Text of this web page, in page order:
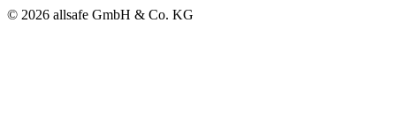
© 2026 allsafe GmbH & Co. KG